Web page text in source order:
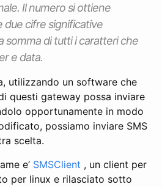
Il numero si ottiene
due cifre significative
somma di tutti i caratteri che
e data.
utilizzando un software che
questi gateway possa inviare
opportunamente in modo
possiamo inviare SMS
scelta.
e’ SMSClient , un client per
per linux e rilasciato sotto